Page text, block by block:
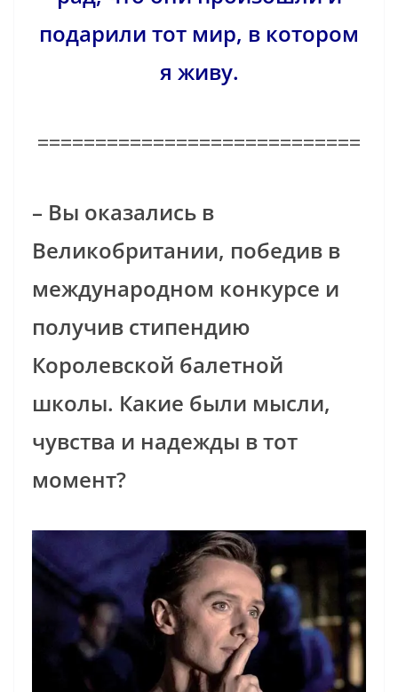
подарили тот мир, в котором
я живу.
============================
– Вы оказались в
Великобритании, победив в
международном конкурсе и
получив стипендию
Королевской балетной
школы. Какие были мысли,
чувства и надежды в тот
момент?